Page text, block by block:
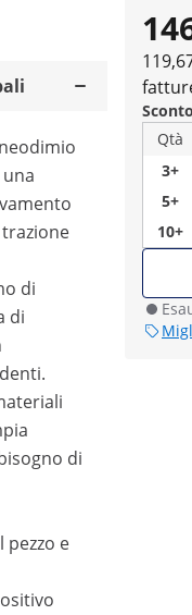
Qtà
3+
5+
10+
di
di
di
pezzo e